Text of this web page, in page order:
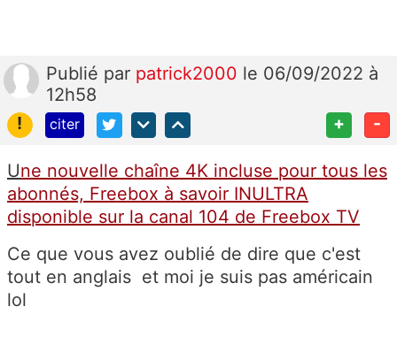
Publié par patrick2000 le 06/09/2022 à
12h58
!
citer + -
Une nouvelle chaîne 4K incluse pour tous les
abonnés, Freebox à savoir INULTRA
disponible sur la canal 104 de Freebox TV
Ce que vous avez oublié de dire que c'est
tout en anglais et moi je suis pas américain
lol